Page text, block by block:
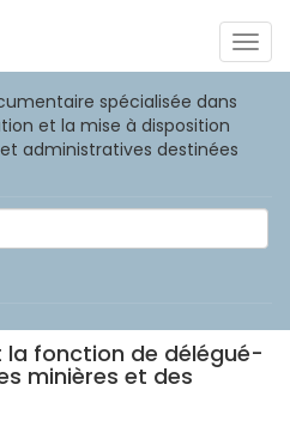
spécialisée dans
et la mise à disposition
administratives destinées
la fonction de délégué-
minières et des